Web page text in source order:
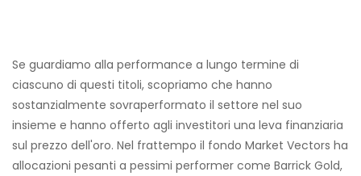
Se guardiamo alla performance a lungo termine di
ciascuno di questi titoli, scopriamo che hanno
sostanzialmente sovraperformato il settore nel suo
insieme e hanno offerto agli investitori una leva finanziaria
sul prezzo dell'oro. Nel frattempo il fondo Market Vectors ha
allocazioni pesanti a pessimi performer come Barrick Gold,